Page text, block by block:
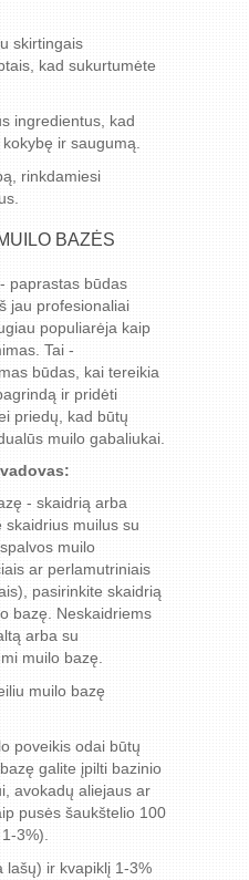
skirtingais
kad sukurtumėte
ingredientus, kad
ir saugumą.
rinkdamiesi
BAZĖS
paprastas būdas
jau profesionaliai
populiarėja kaip
Tai -
būdas, kai tereikia
ir pridėti
priedų, kad būtų
muilo gabaliukai.
- skaidrią arba
skaidrius muilus su
muilo
ar perlamutriniais
pasirinkite skaidrią
bazę. Neskaidriems
arba su
muilo bazę.
muilo bazę
poveikis odai būtų
galite įpilti bazinio
avokadų aliejaus ar
pusės šaukštelio 100
3%).
lašų) ir kvapiklį 1-3%